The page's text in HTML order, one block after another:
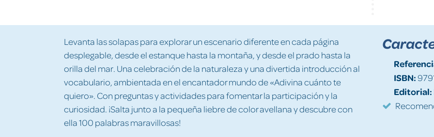
Levanta las solapas para explorar un escenario diferente en cada página
desplegable, desde el estanque hasta la montaña, y desde el prado hasta la
orilla del mar. Una celebración de la naturaleza y una divertida introducción al
vocabulario, ambientada en el encantador mundo de «Adivina cuánto te
quiero». Con preguntas y actividades para fomentar la participación y la
curiosidad. ¡Salta junto a la pequeña liebre de color avellana y descubre con
ella 100 palabras maravillosas!
ISBN:
Editorial: